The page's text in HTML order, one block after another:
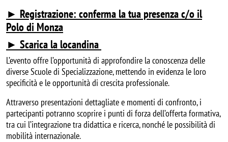
► Registrazione: conferma la tua presenza c/o il
Polo di Monza
► Scarica la locandina
L’evento offre l’opportunità di approfondire la conoscenza delle
diverse Scuole di Specializzazione, mettendo in evidenza le loro
specificità e le opportunità di crescita professionale.
Attraverso presentazioni dettagliate e momenti di confronto, i
partecipanti potranno scoprire i punti di forza dell’offerta formativa,
tra cui l’integrazione tra didattica e ricerca, nonché le possibilità di
mobilità internazionale.